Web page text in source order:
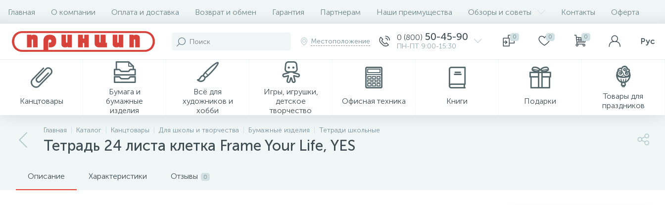
Главная О компании Оплата и доставка Возврат и обмен Гарантия Партнерам Наши преимущества Обзоры и советы Контакты Оферта
Местоположение 0 (800) 50-45-90
ПН-ПТ 9:00-15:30
0 0 0 Рус
Канцтовары
Бумага и
бумажные
изделия
Всё для
художников и
хобби
Игры, игрушки,
детское
творчество
Офисная техника Книги Подарки
Товары для
праздников
Главная Каталог Канцтовары Для школы и творчества Бумажные изделия Тетради школьные
Тетрадь 24 листа клетка Frame Your Life, YES
Описание Характеристики Отзывы 0